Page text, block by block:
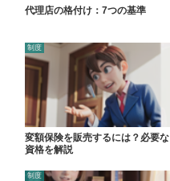
代理店の格付け：7つの基準
制度
変額保険を販売するには？必要な
資格を解説
制度